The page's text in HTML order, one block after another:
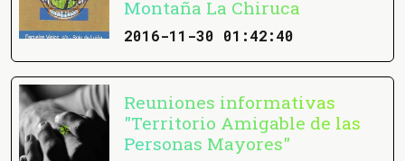
Montaña La Chiruca
2016-11-30 01:42:40
Reuniones informativas
"Territorio Amigable de las
Personas Mayores"